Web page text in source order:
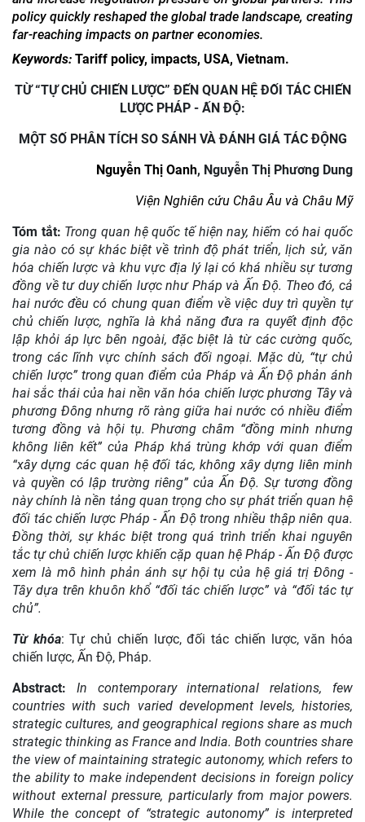
policy quickly reshaped the global trade landscape, creating
far-reaching impacts on partner economies.
Keywords: Tariff policy, impacts, USA, Vietnam.
TỪ “TỰ CHỦ CHIẾN LƯỢC” ĐẾN QUAN HỆ ĐỐI TÁC CHIẾN
LƯỢC PHÁP - ẤN ĐỘ:
MỘT SỐ PHÂN TÍCH SO SÁNH VÀ ĐÁNH GIÁ TÁC ĐỘNG
Nguyễn Thị Oanh, Nguyễn Thị Phương Dung
Viện Nghiên cứu Châu Âu và Châu Mỹ
Tóm tắt: Trong quan hệ quốc tế hiện nay, hiếm có hai quốc
gia nào có sự khác biệt về trình độ phát triển, lịch sử, văn
hóa chiến lược và khu vực địa lý lại có khá nhiều sự tương
đồng về tư duy chiến lược như Pháp và Ấn Độ. Theo đó, cả
hai nước đều có chung quan điểm về việc duy trì quyền tự
chủ chiến lược, nghĩa là khả năng đưa ra quyết định độc
lập khỏi áp lực bên ngoài, đặc biệt là từ các cường quốc,
trong các lĩnh vực chính sách đối ngoại. Mặc dù, “tự chủ
chiến lược” trong quan điểm của Pháp và Ấn Độ phản ánh
hai sắc thái của hai nền văn hóa chiến lược phương Tây và
phương Đông nhưng rõ ràng giữa hai nước có nhiều điểm
tương đồng và hội tụ. Phương châm “đồng minh nhưng
không liên kết” của Pháp khá trùng khớp với quan điểm
“xây dựng các quan hệ đối tác, không xây dựng liên minh
và quyền có lập trường riêng” của Ấn Độ. Sự tương đồng
này chính là nền tảng quan trọng cho sự phát triển quan hệ
đối tác chiến lược Pháp - Ấn Độ trong nhiều thập niên qua.
Đồng thời, sự khác biệt trong quá trình triển khai nguyên
tắc tự chủ chiến lược khiến cặp quan hệ Pháp - Ấn Độ được
xem là mô hình phản ánh sự hội tụ của hệ giá trị Đông -
Tây dựa trên khuôn khổ “đối tác chiến lược” và “đối tác tự
chủ”.
Từ khóa: Tự chủ chiến lược, đối tác chiến lược, văn hóa
chiến lược, Ấn Độ, Pháp.
Abstract: In contemporary international relations, few
countries with such varied development levels, histories,
strategic cultures, and geographical regions share as much
strategic thinking as France and India. Both countries share
the view of maintaining strategic autonomy, which refers to
the ability to make independent decisions in foreign policy
without external pressure, particularly from major powers.
While the concept of “strategic autonomy” is interpreted